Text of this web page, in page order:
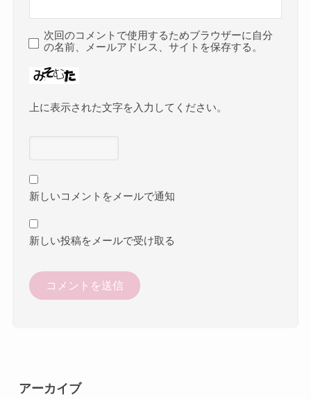
次回のコメントで使用するためブラウザーに自分
の名前、メールアドレス、サイトを保存する。
上に表示された文字を入力してください。
新しいコメントをメールで通知
新しい投稿をメールで受け取る
アーカイブ